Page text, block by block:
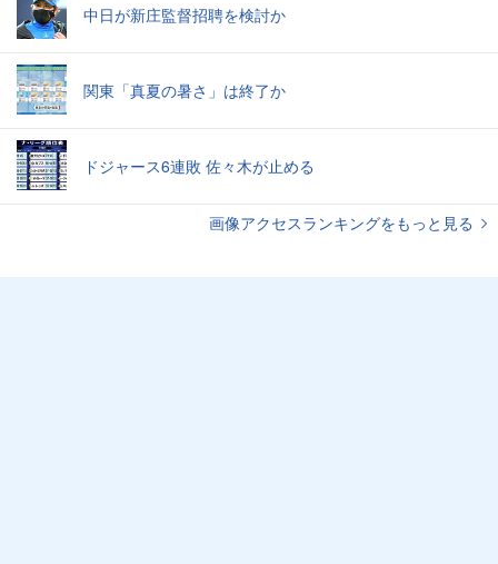
中日が新庄監督招聘を検討か
関東「真夏の暑さ」は終了か
ドジャース6連敗 佐々木が止める
画像アクセスランキングをもっと見る